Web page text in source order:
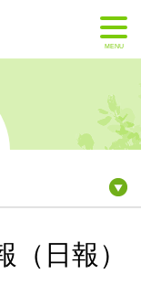
MENU
日報）